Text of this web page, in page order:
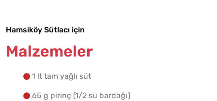
Hamsiköy Sütlacı için
Malzemeler
1 lt tam yağlı süt
65 g pirinç (1/2 su bardağı)